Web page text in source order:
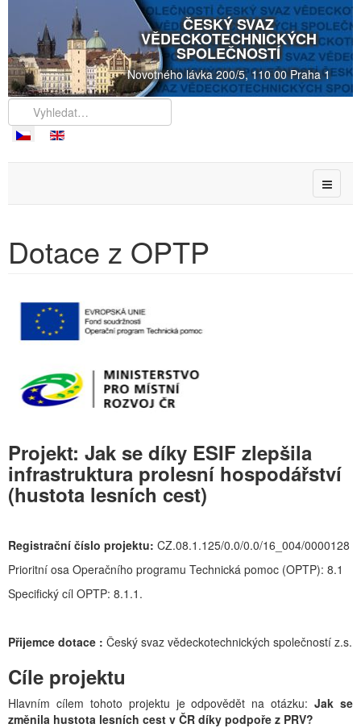
ČESKÝ SVAZ
VĚDECKOTECHNICKÝCH
SPOLEČNOSTÍ
Novotného lávka 200/5, 110 00 Praha 1
Dotace z OPTP
Projekt: Jak se díky ESIF zlepšila
infrastruktura prolesní hospodářství
(hustota lesních cest)
Registrační číslo projektu: CZ.08.1.125/0.0/0.0/16_004/0000128
Prioritní osa Operačního programu Technická pomoc (OPTP): 8.1
Specifický cíl OPTP: 8.1.1.
Přijemce dotace : Český svaz vědeckotechnických společností z.s.
Cíle projektu
Hlavním cílem tohoto projektu je odpovědět na otázku:Jak se
změnila hustota lesních cest v ČR díky podpoře z PRV?